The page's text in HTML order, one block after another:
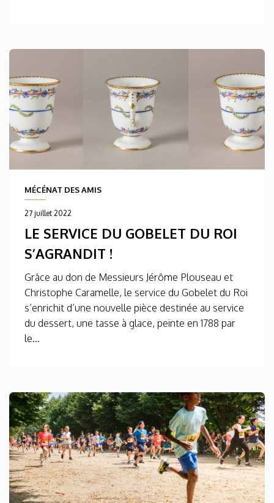
MÉCÉNAT DES AMIS
27 juillet 2022
LE SERVICE DU GOBELET DU ROI
S’AGRANDIT !
Grâce au don de Messieurs Jérôme Plouseau et
Christophe Caramelle, le service du Gobelet du Roi
s’enrichit d’une nouvelle pièce destinée au service
du dessert, une tasse à glace, peinte en 1788 par
le...